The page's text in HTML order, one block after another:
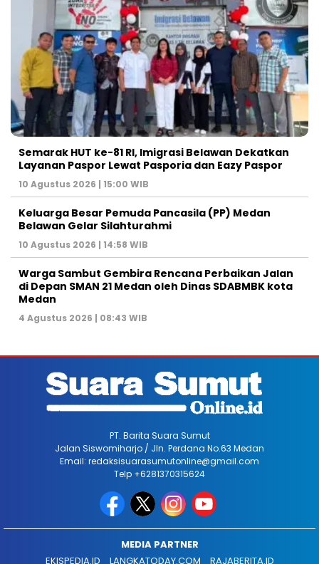
Semarak HUT ke-81 RI, Imigrasi Belawan Dekatkan
Layanan Paspor Lewat Pasporia dan Eazy Paspor
10 Agustus 2026 | 15:00 WIB
Keluarga Besar Pemuda Pancasila (PP) Medan
Belawan Gelar Silahturahmi
10 Agustus 2026 | 14:58 WIB
Warga Sambut Gembira Rencana Perbaikan Jalan
di Depan SMAN 21 Medan oleh Dinas SDABMBK kota
Medan
4 Agustus 2026 | 08:43 WIB
PT. Barita Suara Sumut
Jalan Siswomiharjo / Jln. Perdana No.63 Medan
Email: redaksisuarasumutonline@gmail.com
Telp +6281370315624
MEDIA PARTNER
EKISPEDIA.ID
LANGKATODAY.COM RAJABERITA.ID